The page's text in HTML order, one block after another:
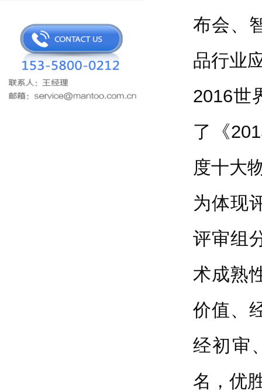
布会、
品行业
2016世
了《
度十大
为体现
评审组
术成熟
价值、
经初审
名，优